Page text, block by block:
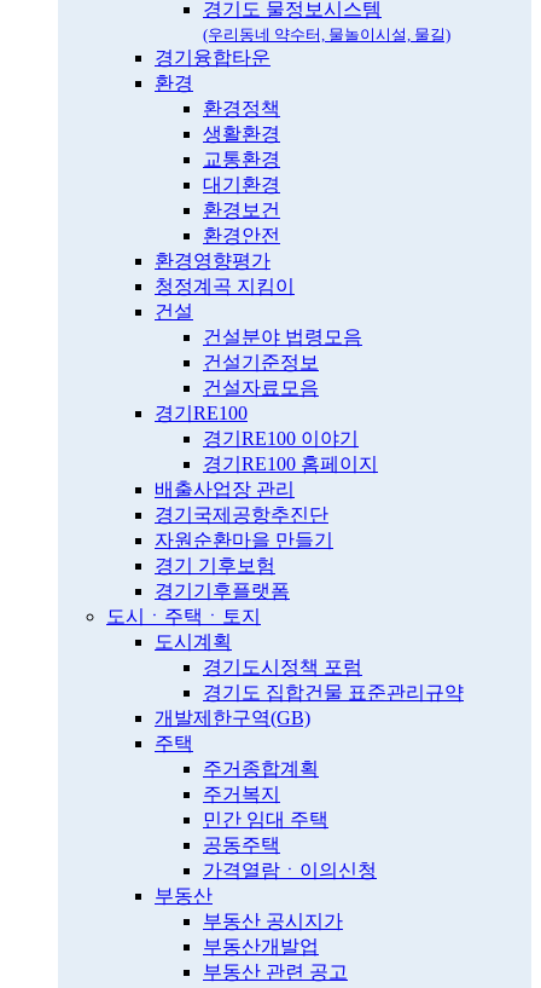
경기도 물정보시스템
(우리동네 약수터, 물놀이시설, 물길)
경기융합타운
환경
환경정책
생활환경
교통환경
대기환경
환경보건
환경안전
환경영향평가
청정계곡 지킴이
건설
건설분야 법령모음
건설기준정보
건설자료모음
경기RE100
경기RE100 이야기
경기RE100 홈페이지
배출사업장 관리
경기국제공항추진단
자원순환마을 만들기
경기 기후보험
경기기후플랫폼
도시ㆍ주택ㆍ토지
도시계획
경기도시정책 포럼
경기도 집합건물 표준관리규약
개발제한구역(GB)
주택
주거종합계획
주거복지
민간 임대 주택
공동주택
가격열람ㆍ이의신청
부동산
부동산 공시지가
부동산개발업
부동산 관련 공고